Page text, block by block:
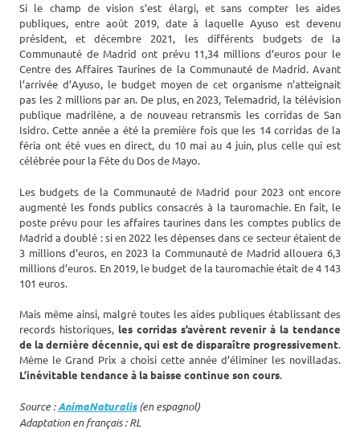
Si le champ de vision s’est élargi, et sans compter les aides
publiques, entre août 2019, date à laquelle Ayuso est devenu
président, et décembre 2021, les différents budgets de la
Communauté de Madrid ont prévu 11,34 millions d’euros pour le
Centre des Affaires Taurines de la Communauté de Madrid. Avant
l’arrivée d’Ayuso, le budget moyen de cet organisme n’atteignait
pas les 2 millions par an. De plus, en 2023, Telemadrid, la télévision
publique madrilène, a de nouveau retransmis les corridas de San
Isidro. Cette année a été la première fois que les 14 corridas de la
féria ont été vues en direct, du 10 mai au 4 juin, plus celle qui est
célébrée pour la Fête du Dos de Mayo.
Les budgets de la Communauté de Madrid pour 2023 ont encore
augmenté les fonds publics consacrés à la tauromachie. En fait, le
poste prévu pour les affaires taurines dans les comptes publics de
Madrid a doublé : si en 2022 les dépenses dans ce secteur étaient de
3 millions d’euros, en 2023 la Communauté de Madrid allouera 6,3
millions d’euros. En 2019, le budget de la tauromachie était de 4 143
101 euros.
Mais même ainsi, malgré toutes les aides publiques établissant des
records historiques, les corridas s’avèrent revenir à la tendance
de la dernière décennie, qui est de disparaître progressivement.
Même le Grand Prix a choisi cette année d’éliminer les novilladas.
L’inévitable tendance à la baisse continue son cours.
Source :AnimaNaturalis(en espagnol)
Adaptation en français : RL